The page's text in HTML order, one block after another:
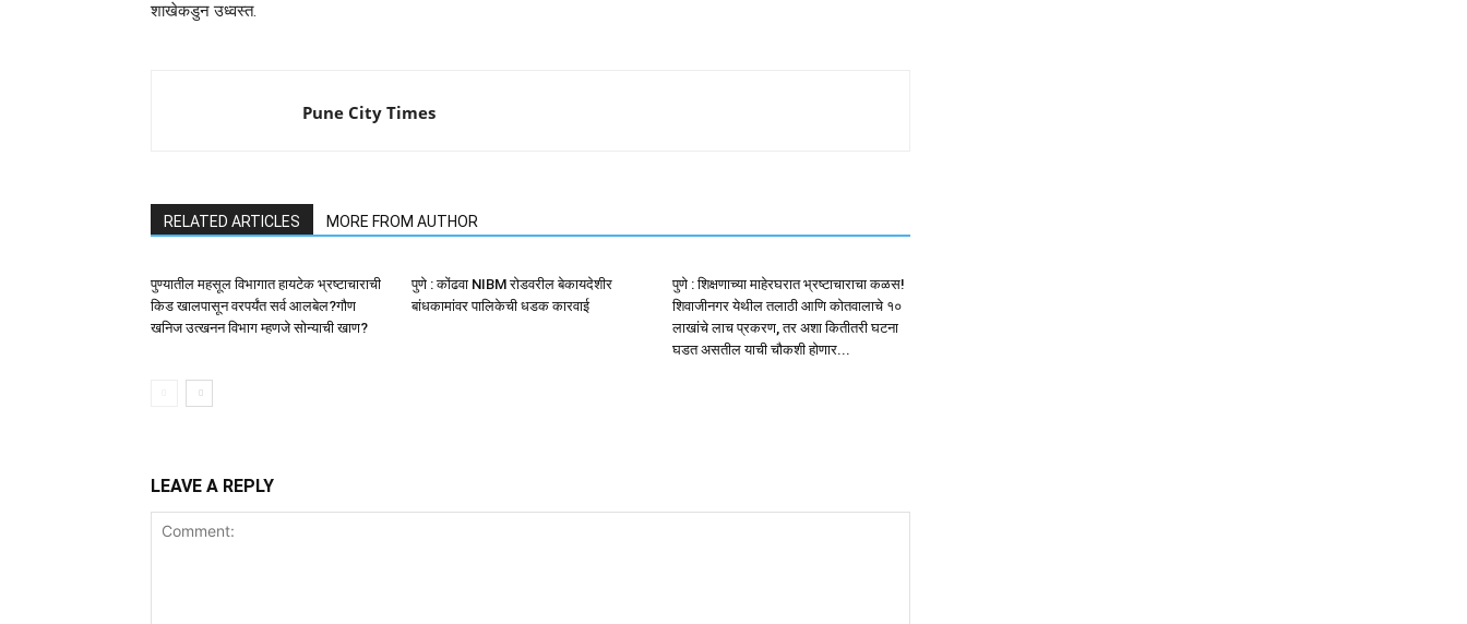
शाखेकडुन उध्वस्त.
Pune City Times
RELATED ARTICLES MORE FROM AUTHOR
पुण्यातील महसूल विभागात हायटेक भ्रष्टाचाराची
किड खालपासून वरपर्यंत सर्व आलबेल?गौण
खनिज उत्खनन विभाग म्हणजे सोन्याची खाण?
पुणे : कोंढवा NIBM रोडवरील बेकायदेशीर
बांधकामांवर पालिकेची धडक कारवाई
पुणे : शिक्षणाच्या माहेरघरात भ्रष्टाचाराचा कळस!
शिवाजीनगर येथील तलाठी आणि कोतवालाचे १०
लाखांचे लाच प्रकरण, तर अशा कितीतरी घटना
घडत असतील याची चौकशी होणार...
LEAVE A REPLY